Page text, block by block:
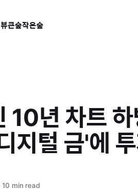
큰숲작은숲
10년 차트
지털 금'에
10 min read